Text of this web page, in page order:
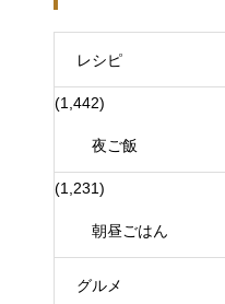
レシピ
(1,442)
夜ご飯
(1,231)
朝昼ごはん
グルメ